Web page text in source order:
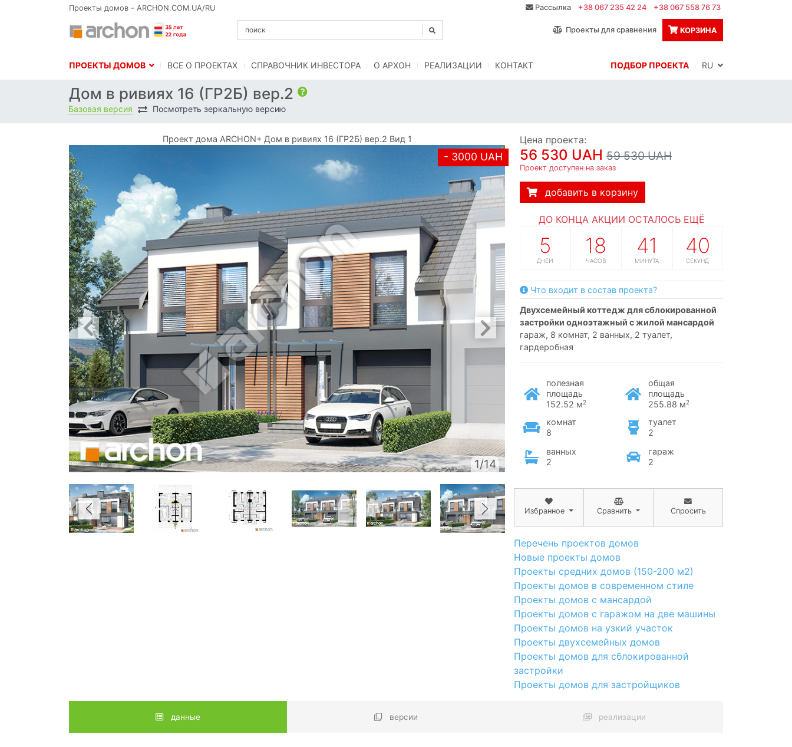
Проекты домов - ARCHON.COM.UA/RU Рассылка +38 067 235 42 24 +38 067 558 76 73
Проекты для сравнения КОРЗИНА
ПРОЕКТЫ ДОМОВ BСЕ О ПРОЕКТАХ СПРАВОЧНИК ИНВЕСТОРА O АРХОН РЕАЛИЗАЦИИ КОНТАКТ ПОДБОР ПРОЕКТА
Дом в ривиях 16 (ГР2Б) вер.2
Базовая версия Посмотреть зеркальную версию
Проект дома ARCHON+ Дом в ривиях 16 (ГР2Б) вер.2 Вид 1
- 3000 UAH
1/14
Цена проекта:
56 530 UAH 59 530 UAH
Проект доступен на заказ
добавить в корзину
ДО КОНЦА АКЦИИ ОСТАЛОСЬ ЕЩЁ
5
ДНЕЙ
18
ЧАСОВ
41
МИНУТА
39
СЕКУНД
Что входит в состав проекта?
двухсемейный коттедж для сблокированной
застройки одноэтажный с жилой мансардой
гараж, 8 комнат, 2 ванных, 2 туалет,
гардеробная
полезная
площадь
152.52 м2
общая
площадь
255.88 м2
комнат
8
туалет
2
ванных
2
гараж
2
Избранное Сравнить Спросить
Перечень проектов домов
Новые проекты домов
Проекты средних домов (150-200 м2)
Проекты домов в современном стиле
Проекты домов с мансардой
Проекты домов с гаражом на две машины
Проекты домов на узкий участок
Проекты двухсемейных домов
Проекты домов для сблокированной
застройки
Проекты домов для застройщиков
данные версии реализации